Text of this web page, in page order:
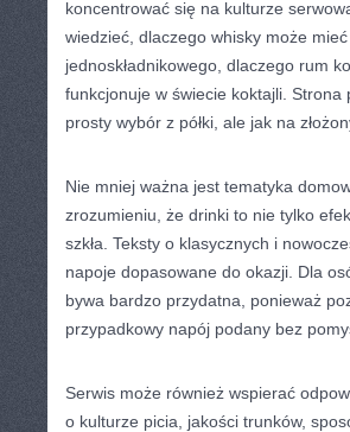
koncentrować się na kulturze
wiedzieć, dlaczego whisky może
jednoskładnikowego, dlaczego rum
funkcjonuje w świecie koktajli.
prosty wybór z półki, ale jak na
Nie mniej ważna jest tematyka
zrozumieniu, że drinki to nie tylko
szkła. Teksty o klasycznych i
napoje dopasowane do okazji. Dla
bywa bardzo przydatna, ponieważ
przypadkowy napój podany bez
Serwis może również wspierać
o kulturze picia, jakości trunków,